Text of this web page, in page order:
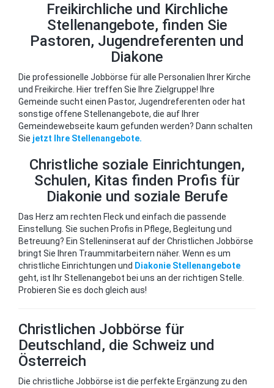
Freikirchliche und Kirchliche
Stellenangebote, finden Sie
Pastoren, Jugendreferenten und
Diakone
Die professionelle Jobbörse für alle Personalien Ihrer Kirche
und Freikirche. Hier treffen Sie Ihre Zielgruppe! Ihre
Gemeinde sucht einen Pastor, Jugendreferenten oder hat
sonstige offene Stellenangebote, die auf Ihrer
Gemeindewebseite kaum gefunden werden? Dann schalten
Sie jetzt Ihre Stellenangebote.
Christliche soziale Einrichtungen,
Schulen, Kitas finden Profis für
Diakonie und soziale Berufe
Das Herz am rechten Fleck und einfach die passende
Einstellung. Sie suchen Profis in Pflege, Begleitung und
Betreuung? Ein Stelleninserat auf der Christlichen Jobbörse
bringt Sie Ihren Traummitarbeitern näher. Wenn es um
christliche Einrichtungen und Diakonie Stellenangebote
geht, ist Ihr Stellenangebot bei uns an der richtigen Stelle.
Probieren Sie es doch gleich aus!
Christlichen Jobbörse für
Deutschland, die Schweiz und
Österreich
Die christliche Jobbörse ist die perfekte Ergänzung zu den